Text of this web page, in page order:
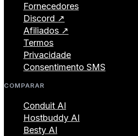
Fornecedores
Discord ↗
Afiliados ↗
Termos
Privacidade
Consentimento SMS
COMPARAR
Conduit AI
Hostbuddy AI
Besty AI